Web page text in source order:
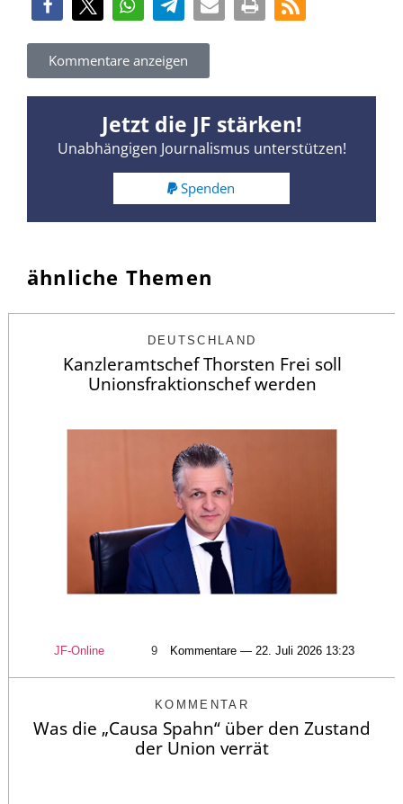
Kommentare anzeigen
Jetzt die JF stärken!
Unabhängigen Journalismus unterstützen!
Spenden
ähnliche Themen
DEUTSCHLAND
Kanzleramtschef Thorsten Frei soll
Unionsfraktionschef werden
JF-Online 9 Kommentare — 22. Juli 2026 13:23
KOMMENTAR
Was die „Causa Spahn“ über den Zustand
der Union verrät